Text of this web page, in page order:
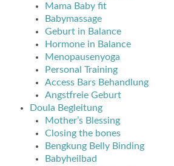
Mama Baby fit
Babymassage
Geburt in Balance
Hormone in Balance
Menopausenyoga
Personal Training
Access Bars Behandlung
Angstfreie Geburt
Doula Begleitung
Mother’s Blessing
Closing the bones
Bengkung Belly Binding
Babyheilbad